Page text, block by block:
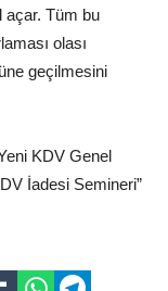
açar. Tüm bu
olası
geçilmesini
KDV Genel
İadesi Semineri”